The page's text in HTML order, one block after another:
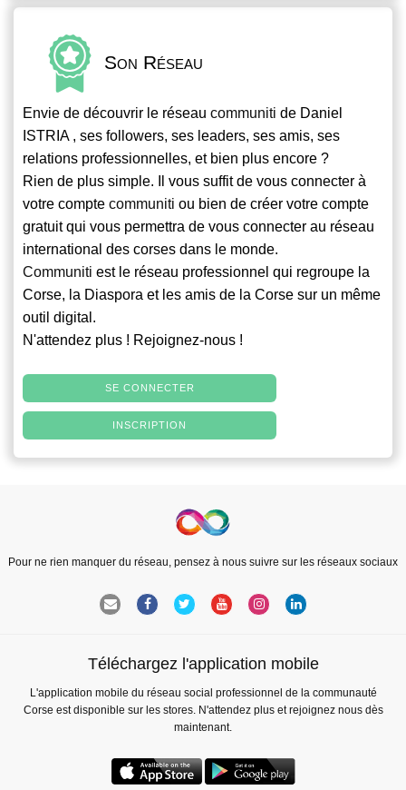
Son Réseau
Envie de découvrir le réseau communiti de Daniel
ISTRIA , ses followers, ses leaders, ses amis, ses
relations professionnelles, et bien plus encore ?
Rien de plus simple. Il vous suffit de vous connecter à
votre compte communiti ou bien de créer votre compte
gratuit qui vous permettra de vous connecter au réseau
international des corses dans le monde.
Communiti est le réseau professionnel qui regroupe la
Corse, la Diaspora et les amis de la Corse sur un même
outil digital.
N'attendez plus ! Rejoignez-nous !
SE CONNECTER
INSCRIPTION
Pour ne rien manquer du réseau, pensez à nous suivre sur les réseaux sociaux
Téléchargez l'application mobile
L'application mobile du réseau social professionnel de la communauté
Corse est disponible sur les stores. N'attendez plus et rejoignez nous dès
maintenant.